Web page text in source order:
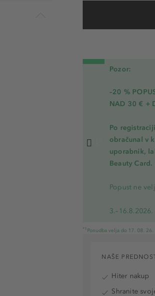
Pozor:
–20 %
NAD 30 € +
Po
obračunal v
uporabnik,
Beauty Card.
Popust ne
3.–16.8.2026.
*1 Ponudba velja do 17. 08. 26.
NAŠE
Hiter nakup
Shranite